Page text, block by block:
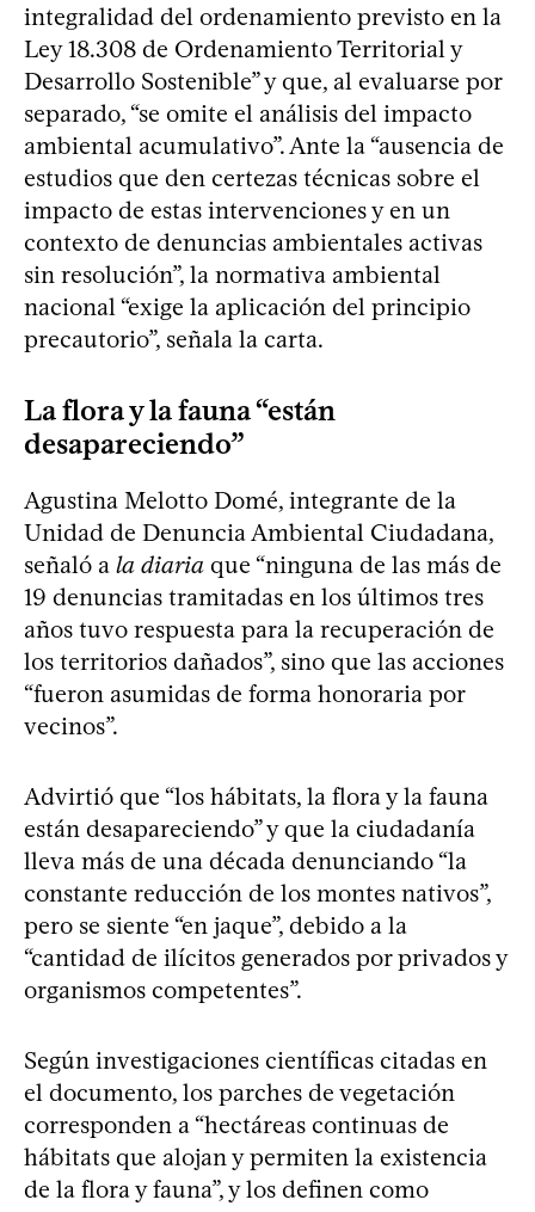
integralidad del ordenamiento previsto en la
Ley 18.308 de Ordenamiento Territorial y
Desarrollo Sostenible” y que, al evaluarse por
separado, “se omite el análisis del impacto
ambiental acumulativo”. Ante la “ausencia de
estudios que den certezas técnicas sobre el
impacto de estas intervenciones y en un
contexto de denuncias ambientales activas
sin resolución”, la normativa ambiental
nacional “exige la aplicación del principio
precautorio”, señala la carta.
La flora y la fauna “están
desapareciendo”
Agustina Melotto Domé, integrante de la
Unidad de Denuncia Ambiental Ciudadana,
señaló a la diaria que “ninguna de las más de
19 denuncias tramitadas en los últimos tres
años tuvo respuesta para la recuperación de
los territorios dañados”, sino que las acciones
“fueron asumidas de forma honoraria por
vecinos”.
Advirtió que “los hábitats, la flora y la fauna
están desapareciendo” y que la ciudadanía
lleva más de una década denunciando “la
constante reducción de los montes nativos”,
pero se siente “en jaque”, debido a la
“cantidad de ilícitos generados por privados y
organismos competentes”.
Según investigaciones científicas citadas en
el documento, los parches de vegetación
corresponden a “hectáreas continuas de
hábitats que alojan y permiten la existencia
de la flora y fauna”, y los definen como